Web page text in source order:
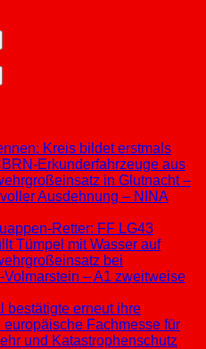
Kreis bildet erstmals
Erkunderfahrzeuge aus
in Glutnacht –
Ausdehnung – NINA
Retter: FF LG43
Tümpel mit Wasser auf
bei
Volmarstein – A1 zweitweise
bestätigte erneut ihre
Fachmesse für
und Katastrophenschutz